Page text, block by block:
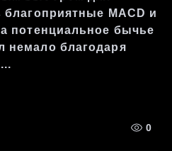
благоприятные MACD и
потенциальное бычье
немало благодаря
0